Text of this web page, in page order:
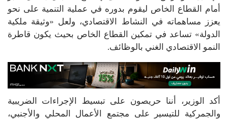
أمام القطاع الخاص ليقوم بدوره في عملية التنمية على نحو
يعزز مساهماته في النشاط الاقتصادي، ولعل «وثيقة ملكية
الدولة» تساعد في تمكين القطاع الخاص بحيث يكون قاطرة
النمو الاقتصادي الغني بالوظائف.
أكد الوزير، أننا حريصون على تبسيط الإجراءات الضريبية
والجمركية للتيسير على مجتمع الأعمال المحلي والأجنبي،